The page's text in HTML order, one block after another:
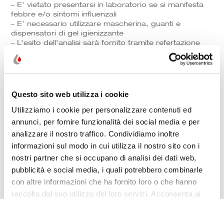
Questo sito web utilizza i cookie
Utilizziamo i cookie per personalizzare contenuti ed
annunci, per fornire funzionalità dei social media e per
analizzare il nostro traffico. Condividiamo inoltre
informazioni sul modo in cui utilizza il nostro sito con i
nostri partner che si occupano di analisi dei dati web,
pubblicità e social media, i quali potrebbero combinarle
con altre informazioni che ha fornito loro o che hanno
raccolto dal suo utilizzo dei loro servizi. Acconsenta ai
– E’ vietato presentarsi in laboratorio se si manifesta
febbre e/o sintomi influenzali
– E’ necessario utilizzare mascherina, guanti e
dispensatori di gel igienizzante
– L’esito dell’analisi sarà fornito tramite refertazione
– Non è necessaria la ricetta medica
Per prenotare: inviare una mail all’indirizzo
laboratorio@laboratoriosuzzi.it oppure telefonare al
numero 054722376
Sulla base delle recenti normative ricordiamo ai gentili
clienti che:
– È necessario rispettare l’orario dell’appuntamento
per poter accedere al laboratorio in maniera
contingentata (può entrare solo una persona alla
volta)
– E’ vietato presentarsi in laboratorio se si manifesta
febbre e/o sintomi influenzali
– E’ necessario utilizzare mascherina, guanti e